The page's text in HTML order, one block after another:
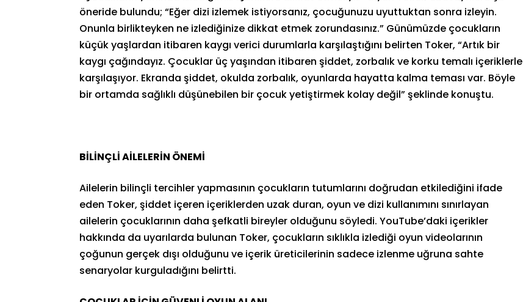
öneride bulundu; “Eğer dizi izlemek istiyorsanız, çocuğunuzu uyuttuktan sonra izleyin.
Onunla birlikteyken ne izlediğinize dikkat etmek zorundasınız.” Günümüzde çocukların
küçük yaşlardan itibaren kaygı verici durumlarla karşılaştığını belirten Toker, “Artık bir
kaygı çağındayız. Çocuklar üç yaşından itibaren şiddet, zorbalık ve korku temalı içeriklerle
karşılaşıyor. Ekranda şiddet, okulda zorbalık, oyunlarda hayatta kalma teması var. Böyle
bir ortamda sağlıklı düşünebilen bir çocuk yetiştirmek kolay değil” şeklinde konuştu.
BİLİNÇLİ AİLELERİN ÖNEMİ
Ailelerin bilinçli tercihler yapmasının çocukların tutumlarını doğrudan etkilediğini ifade
eden Toker, şiddet içeren içeriklerden uzak duran, oyun ve dizi kullanımını sınırlayan
ailelerin çocuklarının daha şefkatli bireyler olduğunu söyledi. YouTube’daki içerikler
hakkında da uyarılarda bulunan Toker, çocukların sıklıkla izlediği oyun videolarının
çoğunun gerçek dışı olduğunu ve içerik üreticilerinin sadece izlenme uğruna sahte
senaryolar kurguladığını belirtti.